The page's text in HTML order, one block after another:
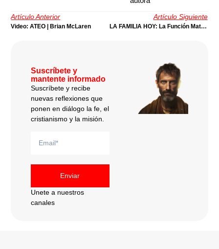
Artículo Anterior
Video: ATEO | Brian McLaren
Artículo Siguiente
LA FAMILIA HOY: La Función Materna Y Las Necesidades De Los Hijos | Por Jorge A. León
Suscríbete y
mantente informado
Suscríbete y recibe
nuevas reflexiones que
ponen en diálogo la fe, el
cristianismo y la misión.
Enviar
Unete a nuestros
canales